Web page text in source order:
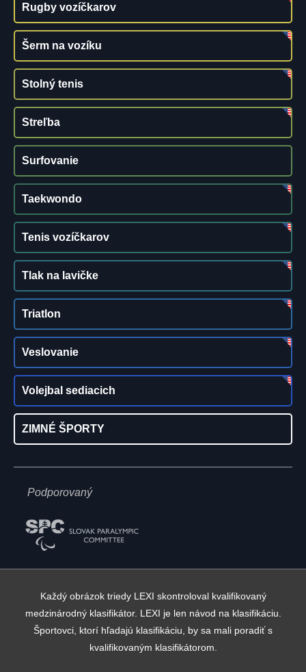
Rugby vozíčkarov
Šerm na vozíku
Stolný tenis
Streľba
Surfovanie
Taekwondo
Tenis vozíčkarov
Tlak na lavičke
Triatlon
Veslovanie
Volejbal sediacich
ZIMNÉ ŠPORTY
Podporovaný
Každý obrázok triedy LEXI skontroloval kvalifikovaný
medzinárodný klasifikátor. LEXI je len návod na klasifikáciu.
Športovci, ktorí hľadajú klasifikáciu, by sa mali poradiť s
kvalifikovaným klasifikátorom.